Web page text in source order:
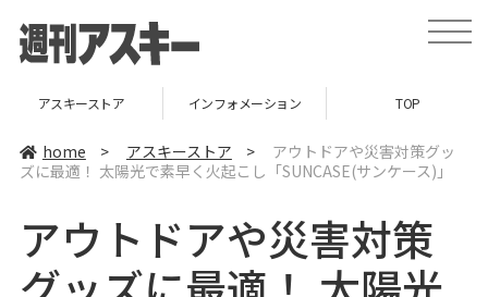
t
o
v
アスキーストア インフォメーション TOP
home > アスキーストア >
アウトドアや災害対策グッ
ズに最適！ 太陽光で素早く火起こし「SUNCASE(サンケース)」
アウトドアや災害対策